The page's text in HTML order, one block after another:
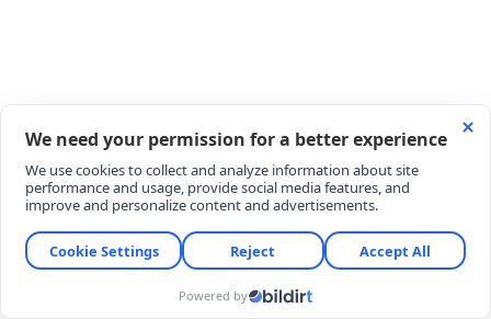
Doğranmış semizotlarını, nar ekşisini, tuzu ve
baharatları tencereye ekleyin. Semizotları çok
fazla ezilmeden, yaklaşık 5-7 dakika kadar